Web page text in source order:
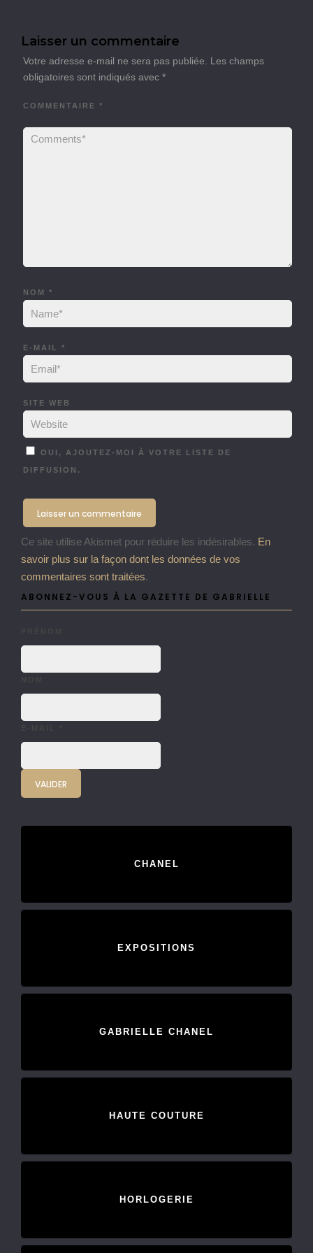
Laisser un commentaire
Votre adresse e-mail ne sera pas publiée.
Les champs
obligatoires sont indiqués avec *
COMMENTAIRE *
NOM *
E-MAIL *
SITE WEB
OUI, AJOUTEZ-MOI À VOTRE LISTE DE
DIFFUSION.
Ce site utilise Akismet pour réduire les indésirables. En
savoir plus sur la façon dont les données de vos
commentaires sont traitées.
ABONNEZ-VOUS À LA GAZETTE DE GABRIELLE
CHANEL
EXPOSITIONS
GABRIELLE CHANEL
HAUTE COUTURE
HORLOGERIE